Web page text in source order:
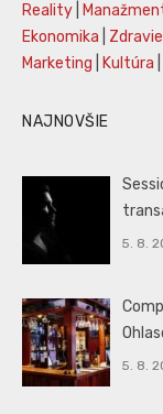
Reality
Ekonomika
Zdravie
Marketing
Kultúra
NAJNOVŠIE
5. 8.
5. 8.